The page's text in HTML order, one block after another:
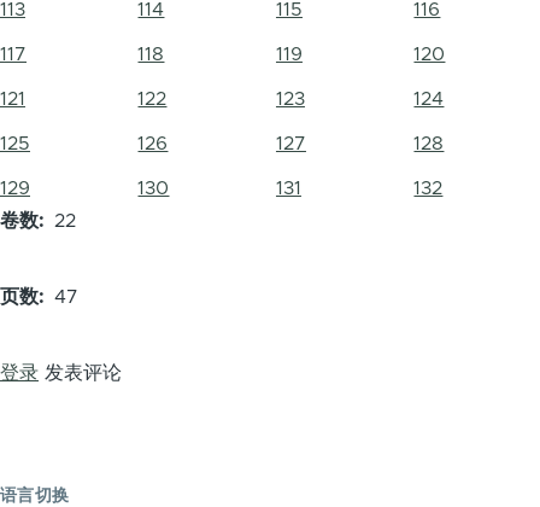
113 114 115 116
117 118 119 120
121 122 123 124
125 126 127 128
129 130 131
132
卷数
22
页数 47
登录 发表评论
语言切换